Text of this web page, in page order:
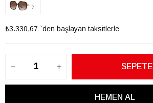
₺3.330,67 `den başlayan taksitlerle